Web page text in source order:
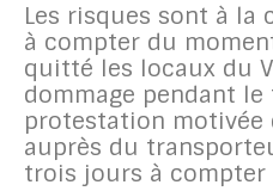
Les risques sont à la
à compter du
quitté les locaux du
dommage pendant
protestation
auprès du
trois jours à compter